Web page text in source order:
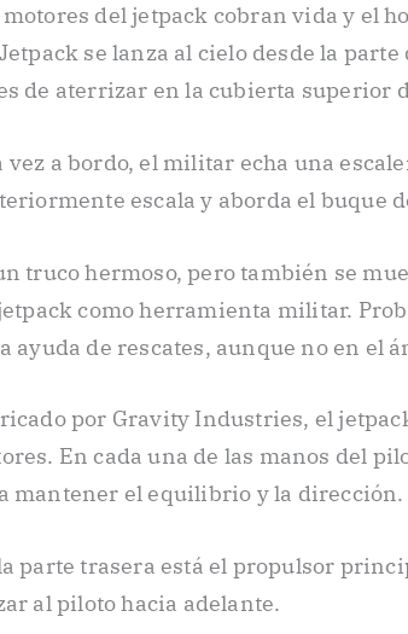
motores del jetpack cobran vida y el
se lanza al cielo desde la
de aterrizar en la cubierta superior
vez a bordo, el militar echa una
escala y aborda el buque
truco hermoso, pero también se
como herramienta militar.
ayuda de rescates, aunque no en el
por Gravity Industries, el
En cada una de las manos del
mantener el equilibrio y la dirección.
parte trasera está el propulsor
al piloto hacia adelante.